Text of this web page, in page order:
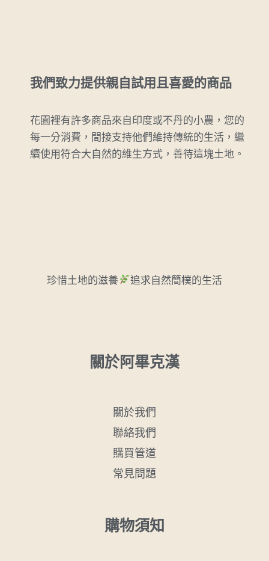
我們致力提供親自試用且喜愛的商品
花園裡有許多商品來自印度或不丹的小農，您的
每一分消費，間接支持他們維持傳統的生活，繼
續使用符合大自然的維生方式，善待這塊土地。
珍惜土地的滋養 追求自然簡樸的生活
關於阿畢克漢
關於我們
聯絡我們
購買管道
常見問題
購物須知